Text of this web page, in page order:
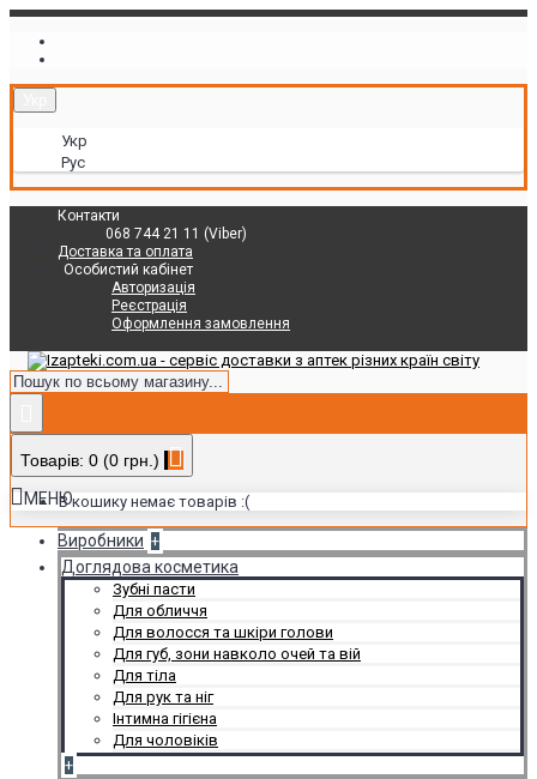
Укр
Рус
Контакти
068 744 21 11 (Viber)
Доставка та оплата
Особистий кабінет
Авторизація
Реєстрація
Оформлення замовлення
Товарів: 0 (0 грн.)
В кошику немає товарів :(
МЕНЮ
Виробники +
Доглядова косметика
Зубні пасти
Для обличчя
Для волосся та шкіри голови
Для губ, зони навколо очей та вій
Для тіла
Для рук та ніг
Інтимна гігієна
Для чоловіків
+